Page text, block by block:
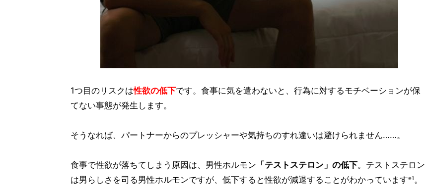
1つ目のリスクは性欲の低下です。食事に気を遣わないと、行為に対するモチベーションが保
てない事態が発生します。
そうなれば、パートナーからのプレッシャーや気持ちのすれ違いは避けられません……。
食事で性欲が落ちてしまう原因は、男性ホルモン 「テストステロン」の低下。テストステロン
は男らしさを司る男性ホルモンですが、低下すると性欲が減退することがわかっています※1。